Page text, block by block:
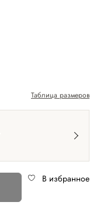
Таблица размеров
В избранное